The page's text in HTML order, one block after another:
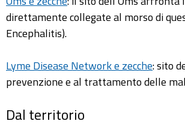
direttamente collegate al morso di
Encephalitis).
Lyme Disease Network e zecche: sito
prevenzione e al trattamento delle
Dal territorio